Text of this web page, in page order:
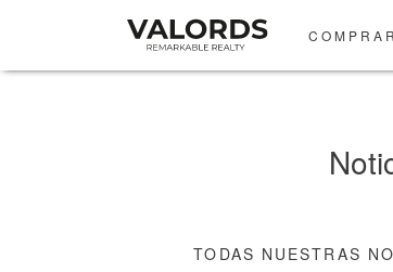
COMPRAR
TODAS NUESTRAS